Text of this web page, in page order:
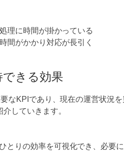
理に時間が掛かっている
間がかかり対応が長引く
できる効果
なKPIであり、現在の運営状況
していきます。
とりの効率を可視化でき、必要